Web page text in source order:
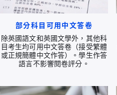
部分科目可用中文答卷
除英國語文和英國文學外，其他科
目考生均可用中文答卷（接受繁體
或正規簡體中文作答）。學生作答
語言不影響閱卷評分。